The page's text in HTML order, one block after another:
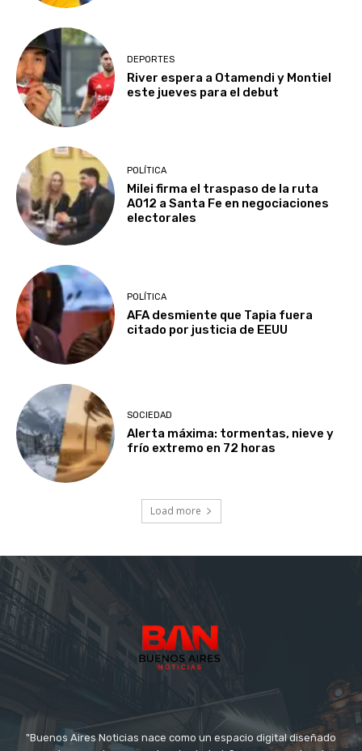
DEPORTES
River espera a Otamendi y Montiel
este jueves para el debut
POLÍTICA
Milei firma el traspaso de la ruta
A012 a Santa Fe en negociaciones
electorales
POLÍTICA
AFA desmiente que Tapia fuera
citado por justicia de EEUU
SOCIEDAD
Alerta máxima: tormentas, nieve y
frío extremo en 72 horas
Load more
"Buenos Aires Noticias nace como un espacio digital diseñado